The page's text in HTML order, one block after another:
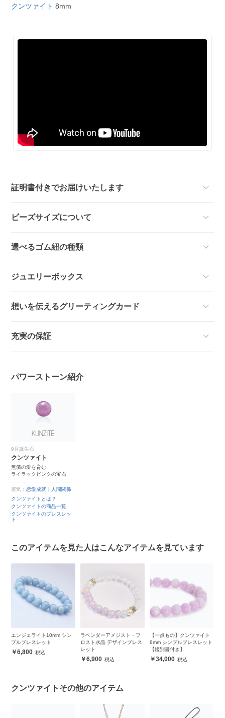
クンツァイト 8mm
証明書付きでお届けいたします
ビーズサイズについて
選べるゴム紐の種類
ジュエリーボックス
想いを伝えるグリーティングカード
充実の保証
パワーストーン紹介
9月誕生石
クンツァイト
無償の愛を育む
ライラックピンクの宝石
運気：恋愛成就
人間関係
クンツァイトとは？
クンツァイトの商品一覧
クンツァイトのブレスレッ
ト
このアイテムを見た人はこんなアイテムを見ています
ラベンダーアメジスト・フ
ロスト水晶 デザインブレス
レット
【一点もの】クンツァイト
8mm シンプルブレスレット
【鑑別書付き】
34,000
【粒売り/バラ売り】サンス
トーン 10mm
12,000
クンツァイトその他のアイテム